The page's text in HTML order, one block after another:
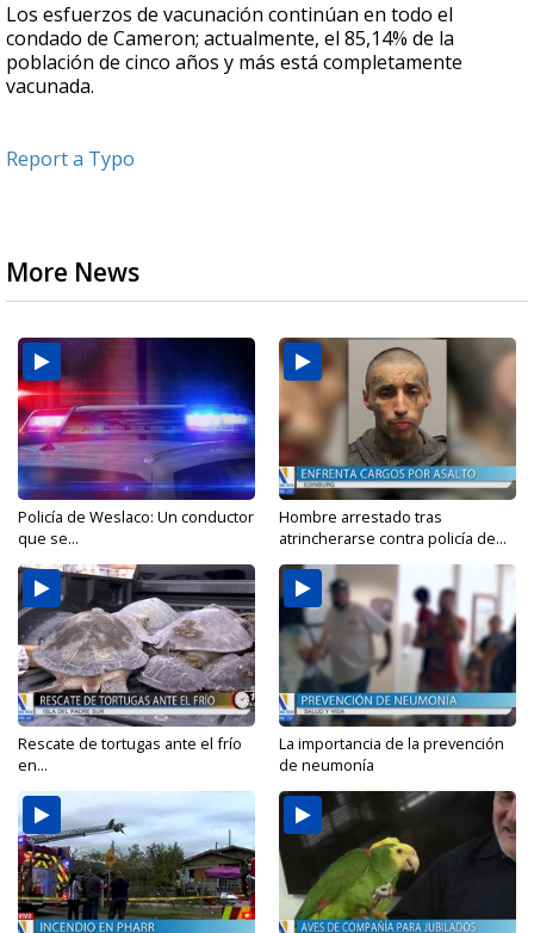
Los esfuerzos de vacunación continúan en todo el
condado de Cameron; actualmente, el 85,14% de la
población de cinco años y más está completamente
vacunada.
Report a Typo
More News
Policía de Weslaco: Un conductor
que se...
Hombre arrestado tras
atrincherarse contra policía de...
Rescate de tortugas ante el frío
en...
La importancia de la prevención
de neumonía